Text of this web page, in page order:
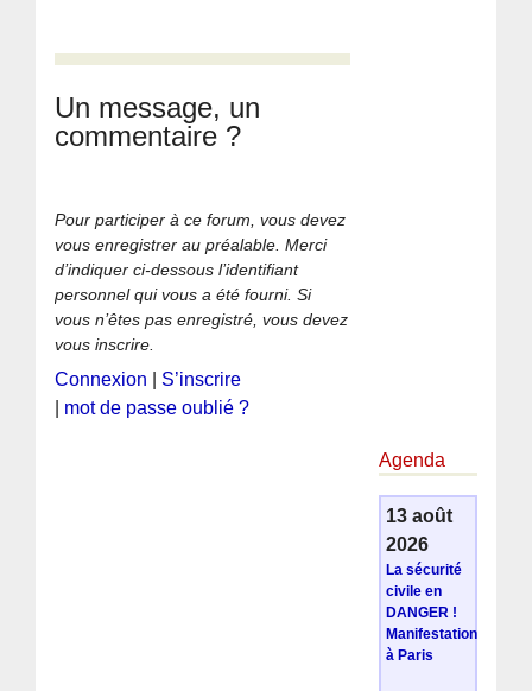
Un message, un
commentaire ?
Pour participer à ce forum, vous devez
vous enregistrer au préalable. Merci
d’indiquer ci-dessous l’identifiant
personnel qui vous a été fourni. Si
vous n’êtes pas enregistré, vous devez
vous inscrire.
Connexion
S’inscrire
mot de passe oublié ?
Agenda
13 août
2026
La sécurité
civile en
DANGER !
Manifestation
à Paris